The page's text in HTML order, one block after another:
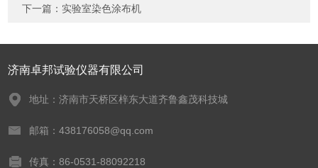
下一篇： 实验室染色涂布机
济南卓邦试验仪器有限公司
地址：济南市天桥区梓东大道齐鲁鑫茂科技城
邮箱：438176058@qq.com
传真：86-0531-88092218